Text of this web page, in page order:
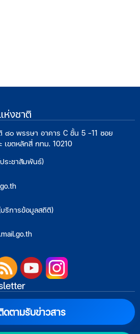
งชาติ
๘๐ พรรษา อาคาร C ชั้น 5 -11 ซอย
ขตหลักสี่ กทม. 10210
ระชาสัมพันธ์)
ริการข้อมูลสถิติ)
ดตามรับข่าวสาร